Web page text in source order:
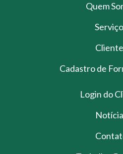
Quem
Cadastro de
Login do